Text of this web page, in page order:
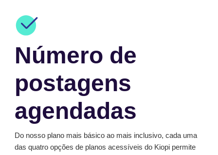
Número de
postagens
agendadas
Do nosso plano mais básico ao mais inclusivo, cada uma
das quatro opções de planos acessíveis do Kiopi permite